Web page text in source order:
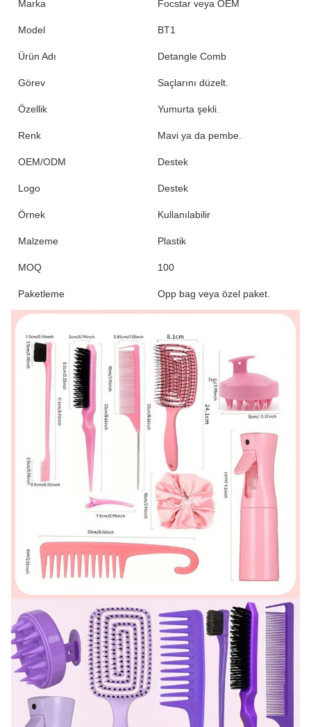
Marka Focstar veya OEM
Model BT1
Ürün Adı Detangle Comb
Görev Saçlarını düzelt.
Özellik Yumurta şekli.
Renk Mavi ya da pembe.
OEM/ODM Destek
Logo Destek
Örnek Kullanılabilir
Malzeme Plastik
MOQ 100
Paketleme Opp bag veya özel paket.